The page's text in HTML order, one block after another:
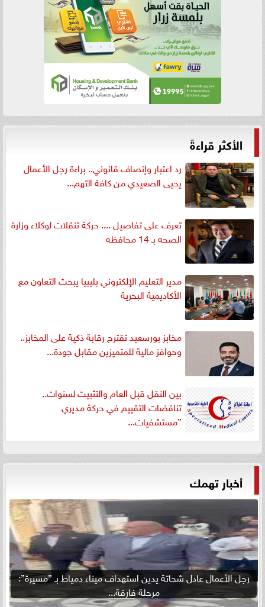
الأكثر قراءةً
رد اعتبار وإنصاف قانوني.. براءة رجل الأعمال
يحيى الصعيدي من كافة التهم...
تعرف على تفاصيل .... حركة تنقلات لوكلاء وزارة
الصحه بـ 14 محافظه
مدير التعليم الإلكتروني بليبيا يبحث التعاون مع
الأكاديمية البحرية
مخابز بورسعيد تقترح رقابة ذكية على المخابز..
وحوافز مالية للمتميزين مقابل جودة...
بين النقل قبل العام والتثبيت لسنوات..
تناقضات التقييم في حركة مديري
”مستشفيات...
أخبار تهمك
رجل الأعمال عادل شحاتة يدين استهداف ميناء دمياط بـ ”مسيرة”:
مرحلة فارقة...